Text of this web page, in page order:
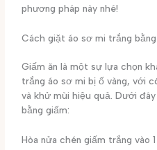
phương pháp này nhé!
Cách giặt áo sơ mi trắng bằng
Giấm ăn là một sự lựa chọn
trắng áo sơ mi bị ố vàng, với
và khử mùi hiệu quả. Dưới
bằng giấm:
Hòa nửa chén giấm trắng vào